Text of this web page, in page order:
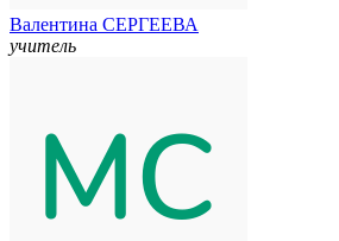
Валентина СЕРГЕЕВА
учитель